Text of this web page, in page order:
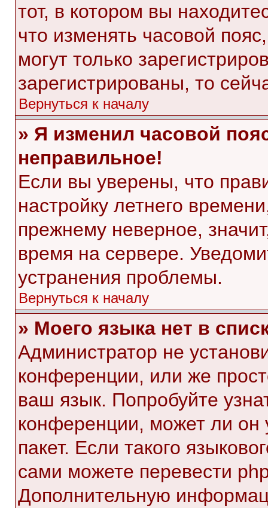
тот, в котором вы
что изменять часовой
могут только
зарегистрированы, то
Вернуться к началу
» Я изменил часовой
неправильное!
Если вы уверены, что
настройку летнего
прежнему неверное,
время на сервере.
устранения проблемы.
Вернуться к началу
» Моего языка нет в
Администратор не
конференции, или же
ваш язык. Попробуйте
конференции, может ли он
пакет. Если такого
сами можете перевести
Дополнительную